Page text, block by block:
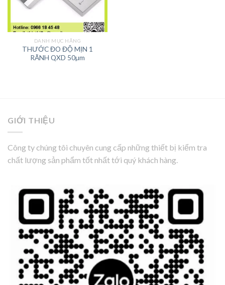
DANH MỤC HÃNG
THƯỚC ĐO ĐỘ MỊN 1
RÃNH QXD 50µm
GIỚI THIỆU
Công ty chúng tôi chuyên cung cấp những thiết bị kiểm tra
chất lượng sản phẩm tốt nhất tới quý khách hàng.